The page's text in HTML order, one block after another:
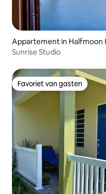
Appartement in Halfmoon
Sunrise Studio
Favoriet van gasten
Favoriet van gasten